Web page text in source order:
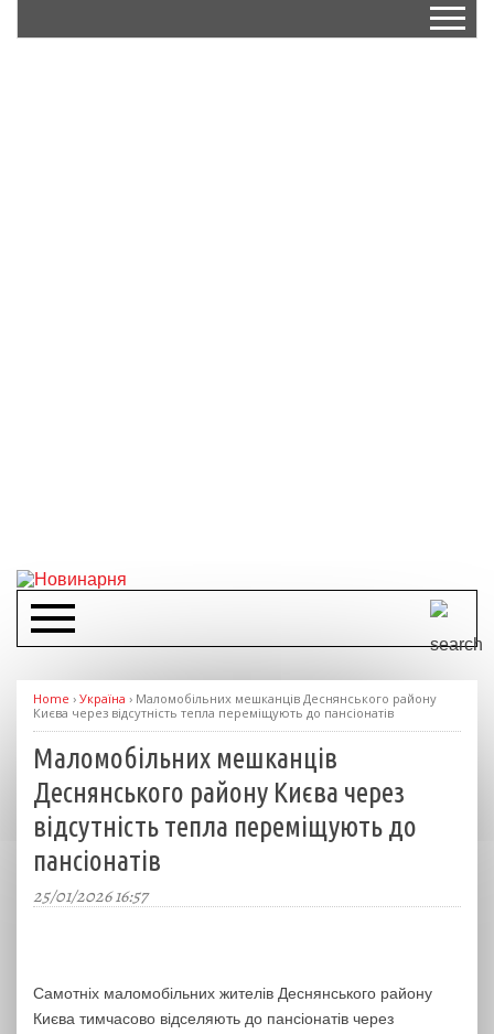
Home › Україна › Маломобільних мешканців Деснянського району
Києва через відсутність тепла переміщують до пансіонатів
Маломобільних мешканців
Деснянського району Києва через
відсутність тепла переміщують до
пансіонатів
25/01/2026 16:57
Самотніх маломобільних жителів Деснянського району
Києва тимчасово відселяють до пансіонатів через